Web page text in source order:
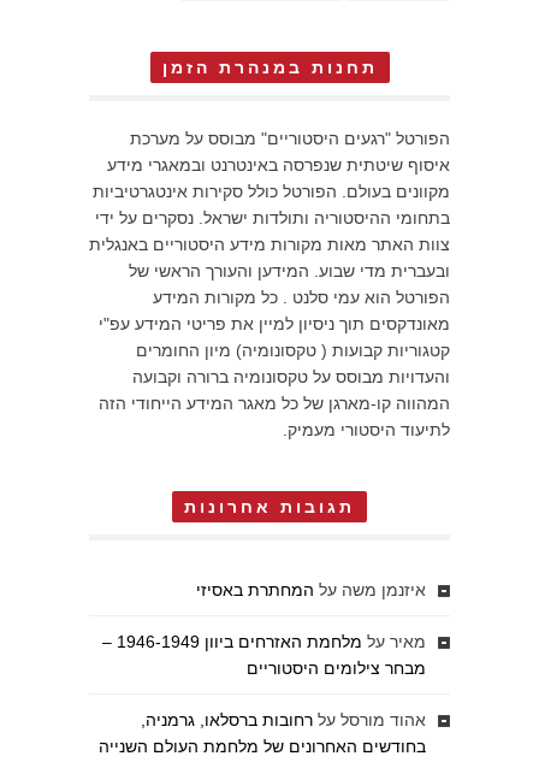
תחנות במנהרת הזמן
הפורטל "רגעים היסטוריים" מבוסס על מערכת
איסוף שיטתית שנפרסה באינטרנט ובמאגרי מידע
מקוונים בעולם. הפורטל כולל סקירות אינטגרטיביות
בתחומי ההיסטוריה ותולדות ישראל. נסקרים על ידי
צוות האתר מאות מקורות מידע היסטוריים באנגלית
ובעברית מדי שבוע. המידען והעורך הראשי של
הפורטל הוא עמי סלנט . כל מקורות המידע
מאונדקסים תוך ניסיון למיין את פריטי המידע עפ"י
קטגוריות קבועות ( טקסונומיה) מיון החומרים
והעדויות מבוסס על טקסונומיה ברורה וקבועה
המהווה קו-מארגן של כל מאגר המידע הייחודי הזה
לתיעוד היסטורי מעמיק.
תגובות אחרונות
איזנמן משה על המחתרת באסיזי
מאיר על
מלחמת האזרחים ביוון 1946-1949 –
מבחר צילומים היסטוריים
אהוד מורסל על רחובות ברסלאו, גרמניה,
בחודשים האחרונים של מלחמת העולם השנייה